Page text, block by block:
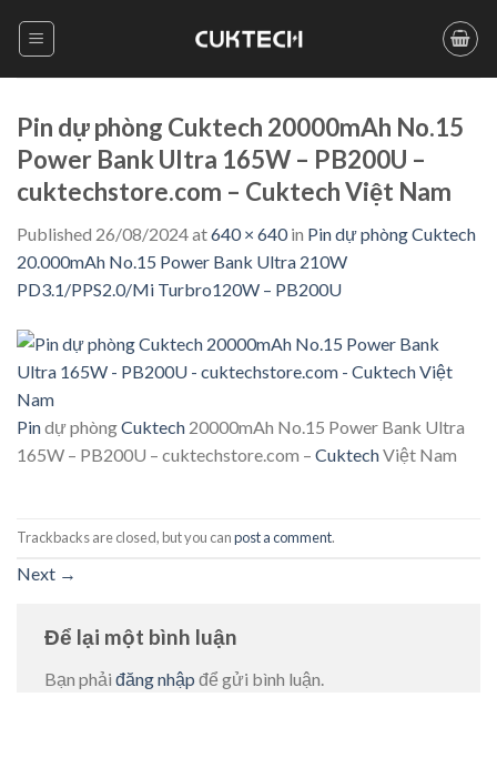
Pin dự phòng Cuktech 20000mAh No.15
Power Bank Ultra 165W – PB200U –
cuktechstore.com – Cuktech Việt Nam
Published 26/08/2024at640 × 640in Pin dự phòng Cuktech
20.000mAh No.15 Power Bank Ultra 210W
PD3.1/PPS2.0/Mi Turbro120W – PB200U
Pindự phòngCuktech 20000mAh No.15 Power Bank Ultra
165W – PB200U – cuktechstore.com – CuktechViệt Nam
Trackbacks are closed, but you canpost a comment.
Next →
Để lại một bình luận
Bạn phải đăng nhập để gửi bình luận.